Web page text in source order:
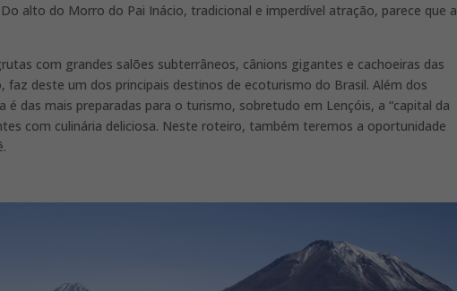
alto do Morro do Pai Inácio, tradicional e imperdível atração, parece que a
com grandes salões subterrâneos, cânions gigantes e cachoeiras das
faz deste um dos principais destinos de ecoturismo do Brasil. Além dos
das mais preparadas para o turismo, sobretudo em Lençóis, a “capital da
com culinária deliciosa. Neste roteiro, também teremos a oportunidade